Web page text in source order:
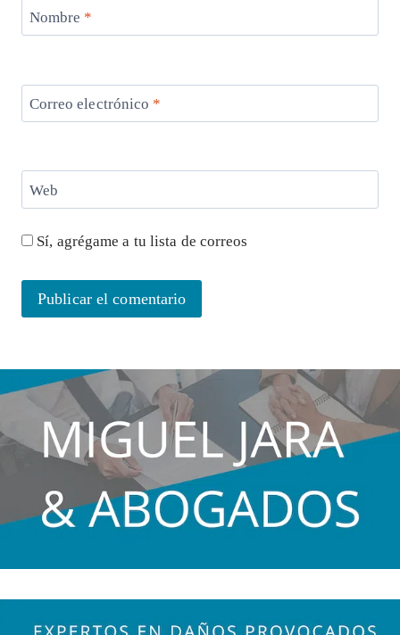
Nombre *
Correo electrónico *
Web
Sí, agrégame a tu lista de correos